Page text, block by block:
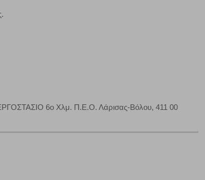
6ο Χλμ. Π.Ε.Ο. Λάρισας-Βόλου, 411 00
όλων